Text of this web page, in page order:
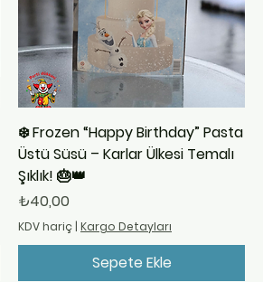
❄️ Frozen “Happy Birthday” Pasta
Üstü Süsü – Karlar Ülkesi Temalı
Şıklık! 🎂👑
Fiyat
₺40,00
KDV hariç | Kargo Detayları
Sepete Ekle